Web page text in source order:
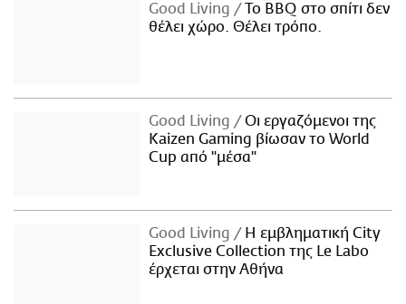
Good Living
Το BBQ στο σπίτι δεν
θέλει χώρο. Θέλει τρόπο.
Good Living
Οι εργαζόμενοι της
Kaizen Gaming βίωσαν το World
Cup από "μέσα"
Good Living
Η εμβληματική City
Exclusive Collection της Le Labo
έρχεται στην Αθήνα